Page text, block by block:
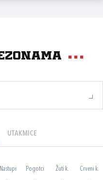
UTAKMICE
Nastupi Pogotci Žuti k. Crveni k.